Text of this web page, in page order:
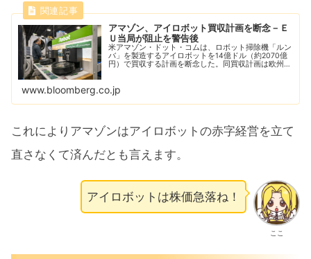
アマゾン、アイロボット買収計画を断念－Ｅ
Ｕ当局が阻止を警告後
米アマゾン・ドット・コムは、ロボット掃除機「ルン
バ」を製造するアイロボットを14億ドル（約2070億
円）で買収する計画を断念した。同買収計画は欧州連
www.bloomberg.co.jp
これによりアマゾンはアイロボットの赤字経営を立て
直さなくて済んだとも言えます。
ここ
アイロボットは株価急落ね！